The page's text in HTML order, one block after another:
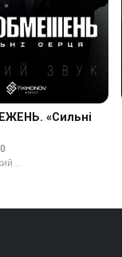
«Сильні
…